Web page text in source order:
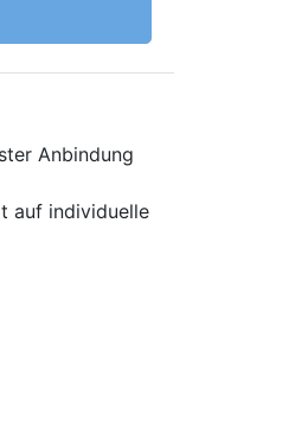
Anbindung
auf individuelle